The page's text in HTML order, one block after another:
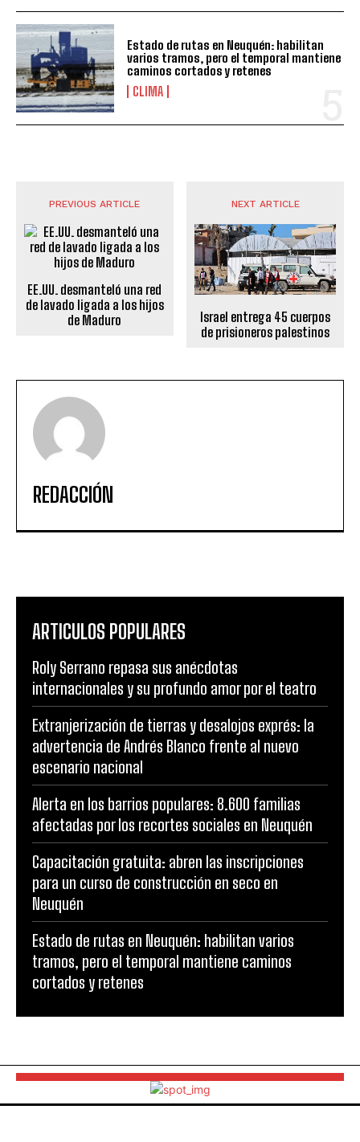
Estado de rutas en Neuquén: habilitan
varios tramos, pero el temporal mantiene
caminos cortados y retenes
CLIMA
PREVIOUS ARTICLE
EE.UU. desmanteló una red
de lavado ligada a los hijos
de Maduro
NEXT ARTICLE
Israel entrega 45 cuerpos
de prisioneros palestinos
REDACCIÓN
ARTICULOS POPULARES
Roly Serrano repasa sus anécdotas
internacionales y su profundo amor por el teatro
Extranjerización de tierras y desalojos exprés: la
advertencia de Andrés Blanco frente al nuevo
escenario nacional
Alerta en los barrios populares: 8.600 familias
afectadas por los recortes sociales en Neuquén
Capacitación gratuita: abren las inscripciones
para un curso de construcción en seco en
Neuquén
Estado de rutas en Neuquén: habilitan varios
tramos, pero el temporal mantiene caminos
cortados y retenes